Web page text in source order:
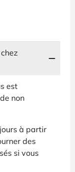
est
non
à partir
des
si vous